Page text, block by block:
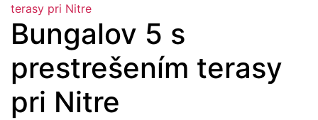
terasy pri Nitre
Bungalov 5 s
prestrešením terasy
pri Nitre